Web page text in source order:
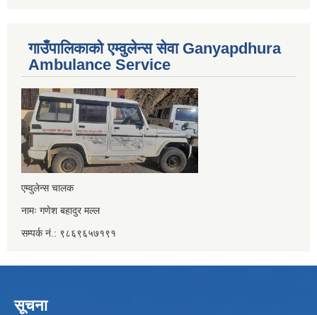
गाउँपालिकाको एम्वुलेन्स सेवा Ganyapdhura
Ambulance Service
एम्वुलेन्स चालक
नामः गणेश बहादुर मल्ल
सम्पर्क नं.: ९८६९६५७१९१
सूचना